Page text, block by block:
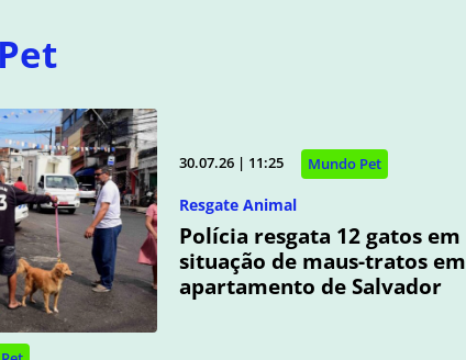
30.07.26 | 11:25 Mundo Pet
Resgate Animal
Polícia resgata 12 gatos em
situação de maus-tratos em
apartamento de Salvador